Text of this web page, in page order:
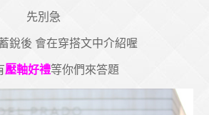
先別急
銳後 會在穿搭文中介紹喔
壓軸好禮等你們來答題